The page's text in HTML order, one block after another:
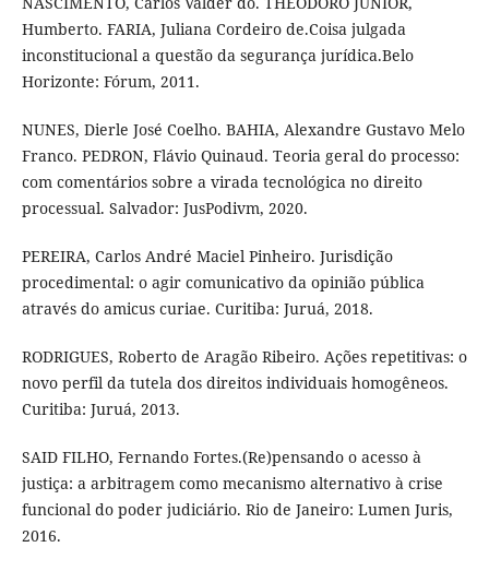
Humberto. FARIA, Juliana Cordeiro de.Coisa julgada
inconstitucional a questão da segurança jurídica.Belo
Horizonte: Fórum, 2011.
NUNES, Dierle José Coelho. BAHIA, Alexandre Gustavo Melo
Franco. PEDRON, Flávio Quinaud. Teoria geral do processo:
com comentários sobre a virada tecnológica no direito
processual. Salvador: JusPodivm, 2020.
PEREIRA, Carlos André Maciel Pinheiro. Jurisdição
procedimental: o agir comunicativo da opinião pública
através do amicus curiae. Curitiba: Juruá, 2018.
RODRIGUES, Roberto de Aragão Ribeiro. Ações repetitivas: o
novo perfil da tutela dos direitos individuais homogêneos.
Curitiba: Juruá, 2013.
SAID FILHO, Fernando Fortes.(Re)pensando o acesso à
justiça: a arbitragem como mecanismo alternativo à crise
funcional do poder judiciário. Rio de Janeiro: Lumen Juris,
2016.